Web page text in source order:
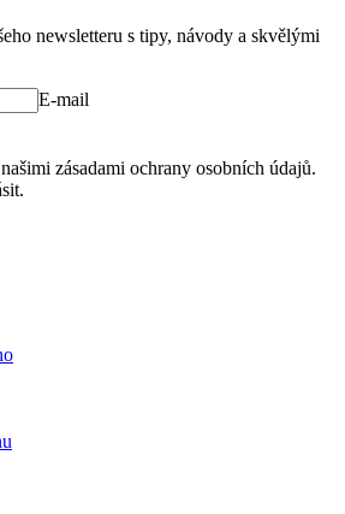
newsletteru s tipy, návody a skvělými
E-mail
zásadami ochrany osobních údajů.